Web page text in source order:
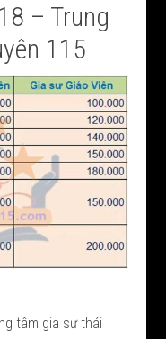
– Trung
115
tâm gia sư thái